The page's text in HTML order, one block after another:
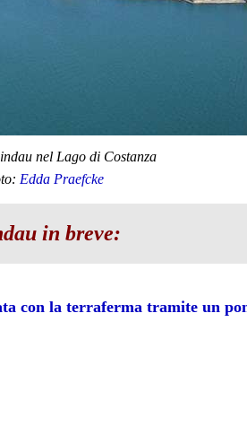
nel Lago di Costanza
Edda Praefcke
in breve:
con la terraferma tramite un